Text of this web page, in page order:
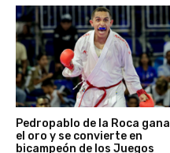
Pedropablo de la Roca gana
el oro y se convierte en
bicampeón de los Juegos